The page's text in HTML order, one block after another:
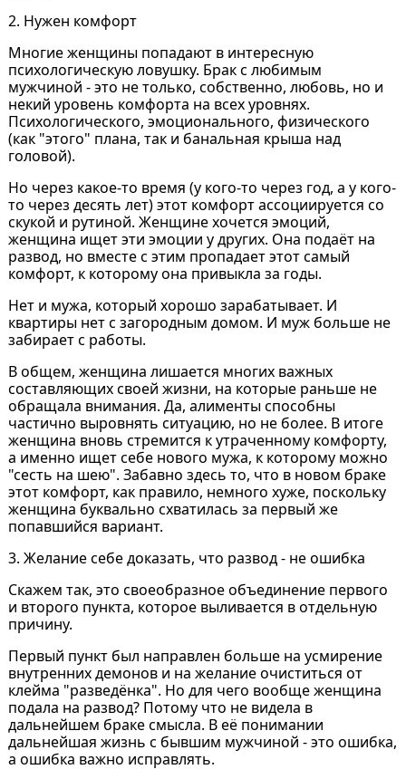
2. Нужен комфорт
Многие женщины попадают в интересную
психологическую ловушку. Брак с любимым
мужчиной - это не только, собственно, любовь, но и
некий уровень комфорта на всех уровнях.
Психологического, эмоционального, физического
(как "этого" плана, так и банальная крыша над
головой).
Но через какое-то время (у кого-то через год, а у кого-
то через десять лет) этот комфорт ассоциируется со
скукой и рутиной. Женщине хочется эмоций,
женщина ищет эти эмоции у других. Она подаёт на
развод, но вместе с этим пропадает этот самый
комфорт, к которому она привыкла за годы.
Нет и мужа, который хорошо зарабатывает. И
квартиры нет с загородным домом. И муж больше не
забирает с работы.
В общем, женщина лишается многих важных
составляющих своей жизни, на которые раньше не
обращала внимания. Да, алименты способны
частично выровнять ситуацию, но не более. В итоге
женщина вновь стремится к утраченному комфорту,
а именно ищет себе нового мужа, к которому можно
"сесть на шею". Забавно здесь то, что в новом браке
этот комфорт, как правило, немного хуже, поскольку
женщина буквально схватилась за первый же
попавшийся вариант.
3. Желание себе доказать, что развод - не ошибка
Скажем так, это своеобразное объединение первого
и второго пункта, которое выливается в отдельную
причину.
Первый пункт был направлен больше на усмирение
внутренних демонов и на желание очиститься от
клейма "разведёнка". Но для чего вообще женщина
подала на развод? Потому что не видела в
дальнейшем браке смысла. В её понимании
дальнейшая жизнь с бывшим мужчиной - это ошибка,
а ошибка важно исправлять.